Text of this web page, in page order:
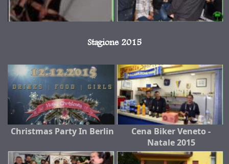
Stagione 2015
Christmas Party In Berlin
Cena Biker Veneto -
Natale 2015